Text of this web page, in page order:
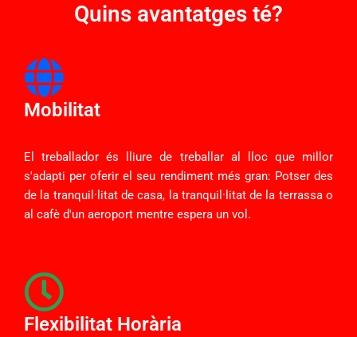
Quins avantatges té?
Mobilitat
El treballador és lliure de treballar al lloc que millor
s'adapti per oferir el seu rendiment més gran: Potser des
de la tranquil·litat de casa, la tranquil·litat de la terrassa o
al cafè d'un aeroport mentre espera un vol.
Flexibilitat Horària